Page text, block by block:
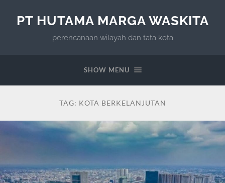
PT HUTAMA MARGA WASKITA
perencanaan wilayah dan tata kota
SHOW MENU
TAG: KOTA BERKELANJUTAN